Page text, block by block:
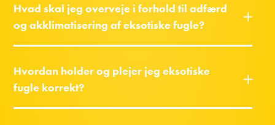
Hvad skal jeg overveje i forhold til adfærd
og akklimatisering af eksotiske fugle?
Hvordan holder og plejer jeg eksotiske
fugle korrekt?